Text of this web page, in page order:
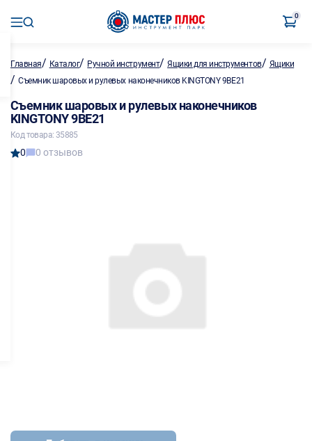
0
Главная/ Каталог/ Ручной инструмент/Ящики для инструментов/ Ящики
/ Съемник шаровых и рулевых наконечников KINGTONY 9ВЕ21
Съемник шаровых и рулевых наконечников
KINGTONY 9ВЕ21
Код товара: 35885
0 0 отзывов